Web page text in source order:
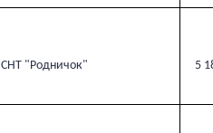
СНТ "Родничок" 5